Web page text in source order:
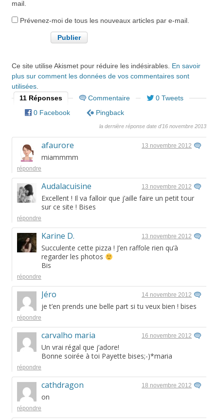
mail.
Prévenez-moi de tous les nouveaux articles par e-mail.
Ce site utilise Akismet pour réduire les indésirables. En savoir
plus sur comment les données de vos commentaires sont
utilisées
11 Réponses
Commentaire
0 Tweets
0 Facebook
Pingback
la dernière réponse date d'16 novembre 2013
afaurore 13 novembre 2012
miammmm
répondre
Audalacuisine 13 novembre 2012
Excellent ! Il va falloir que j’aille faire un petit tour
sur ce site ! Bises
répondre
Karine D. 13 novembre 2012
Succulente cette pizza ! J’en raffole rien qu’à
regarder les photos
Bis
répondre
Jéro 14 novembre 2012
je t’en prends une belle part si tu veux bien ! bises
répondre
carvalho maria 16 novembre 2012
Un vrai régal que j’adore!
Bonne soirée à toi Payette bises;-)*maria
répondre
cathdragon 18 novembre 2012
on
répondre